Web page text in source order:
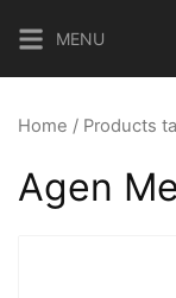
content
MENU
Home / Products
Agen